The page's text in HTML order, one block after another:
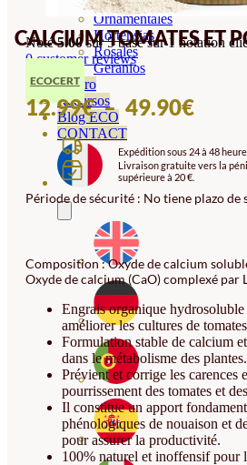
Ornamentales
Hortensias
Rosales
Geranios
Vivero
Recursos
Blog ECO
CONTACT
CALCIUM TOMATES ET
Noté5.00sur 5 basé sur1 notation
0customer reviews
ECOCERT
12.99€– 49.90€
À
Expédition sous 24 à 48
Livraison gratuite vers la
supérieure à 20 €.
Période de sécurité : No tiene plazo de
Composition : Oxyde de calcium
Oxyde de calcium (CaO) complexé par
Engrais organique
améliorer les cultures de
Formulation stable de calcium
dans le métabolisme des plantes.
Prévient et corrige les carences
pourrissement des tomates et
Il constitue un apport
phénologiques de nouaison et
pour assurer la productivité.
100% naturel et inoffensif pour